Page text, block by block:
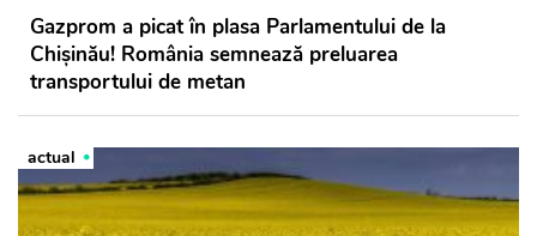
Gazprom a picat în plasa Parlamentului de la
Chișinău! România semnează preluarea
transportului de metan
actual